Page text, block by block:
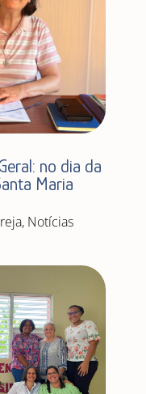
no dia da
Maria
, Notícias